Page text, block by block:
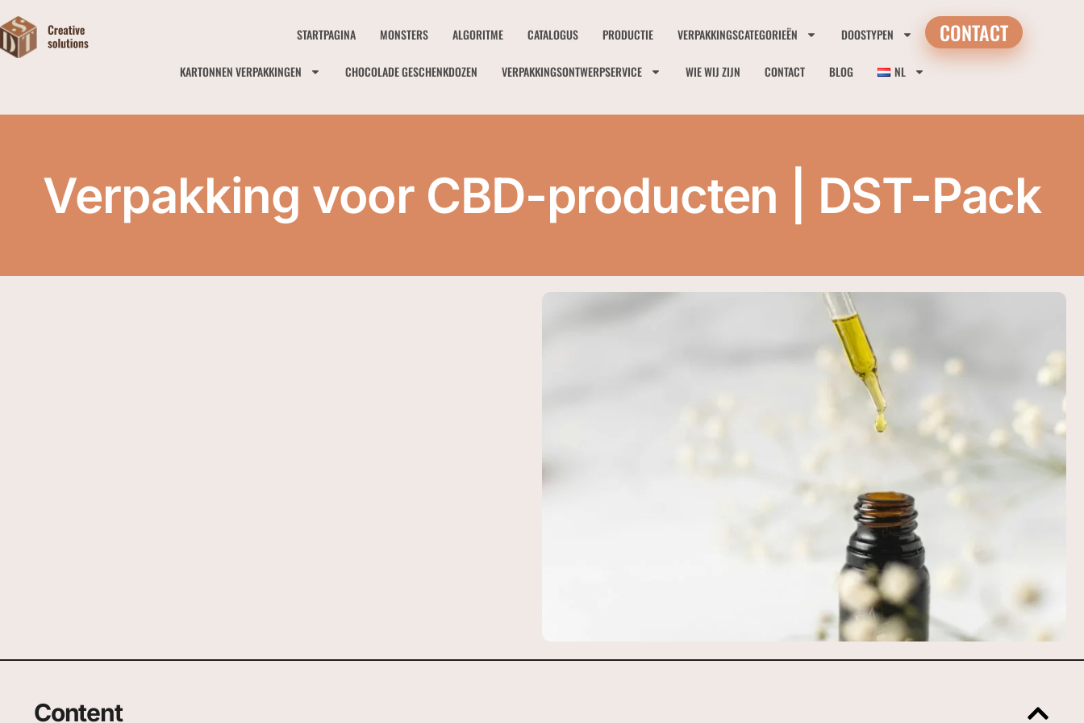
STARTPAGINA MONSTERS ALGORITME CATALOGUS PRODUCTIE VERPAKKINGSCATEGORIEËN DOOSTYPEN
KARTONNEN VERPAKKINGEN CHOCOLADE GESCHENKDOZEN VERPAKKINGSONTWERPSERVICE WIE WIJ ZIJN CONTACT BLOG NL
CONTACT
Verpakking voor CBD-producten | DST-Pack
Content